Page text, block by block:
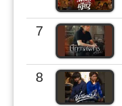
7
8